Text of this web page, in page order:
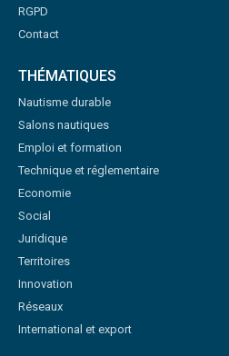
RGPD
Contact
THÉMATIQUES
Nautisme durable
Salons nautiques
Emploi et formation
Technique et réglementaire
Economie
Social
Juridique
Territoires
Innovation
Réseaux
International et export